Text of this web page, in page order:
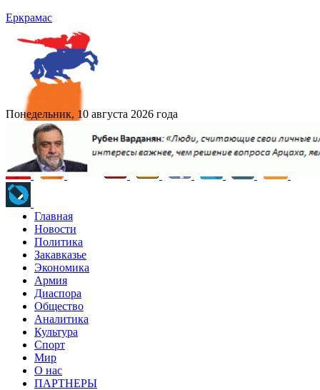
Еркрамас
Понедельник, 10 августа 2026 года
Главная
Новости
Политика
Закавказье
Экономика
Армия
Диаспора
Общество
Аналитика
Культура
Спорт
Мир
О нас
ПАРТНЕРЫ